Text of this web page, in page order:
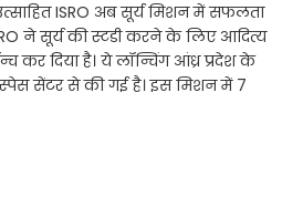
ISRO अब सूर्य मिशन में सफलता
ने सूर्य की स्टडी करने के लिए आदित्य
कर दिया है। ये लॉन्चिंग आंध्र प्रदेश के
स्पेस सेंटर से की गई है। इस मिशन में 7